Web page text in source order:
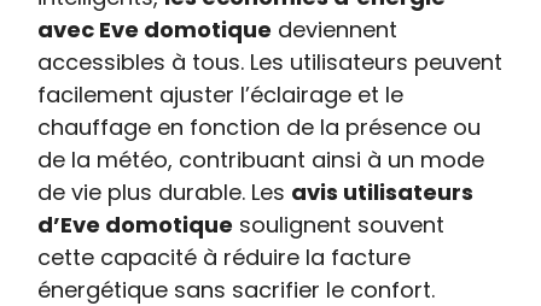
avec Eve domotique deviennent
accessibles à tous. Les utilisateurs peuvent
facilement ajuster l’éclairage et le
chauffage en fonction de la présence ou
de la météo, contribuant ainsi à un mode
de vie plus durable. Les avis utilisateurs
d’Eve domotique soulignent souvent
cette capacité à réduire la facture
énergétique sans sacrifier le confort.